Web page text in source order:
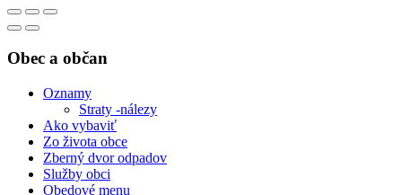
Obec a občan
Oznamy
Straty -nálezy
Ako vybaviť
Zo života obce
Zberný dvor odpadov
Služby obci
Obedové menu